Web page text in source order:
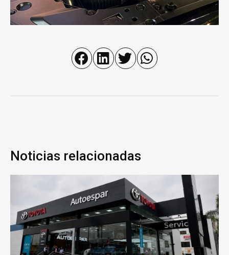
Noticias relacionadas